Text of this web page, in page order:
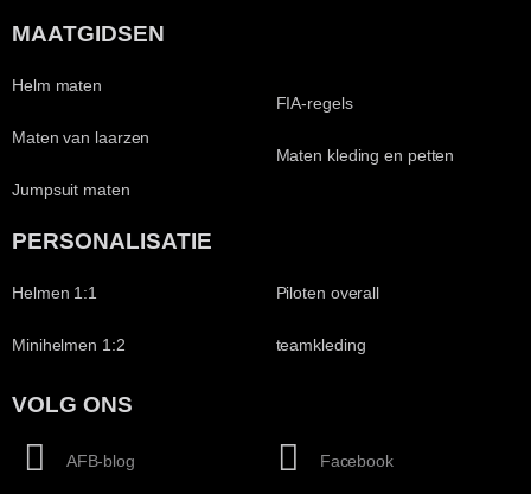
MAATGIDSEN
Helm maten
Maten van laarzen
Jumpsuit maten
FIA-regels
Maten kleding en petten
PERSONALISATIE
Helmen 1:1
Minihelmen 1:2
Piloten overall
teamkleding
VOLG ONS
AFB-blog Facebook